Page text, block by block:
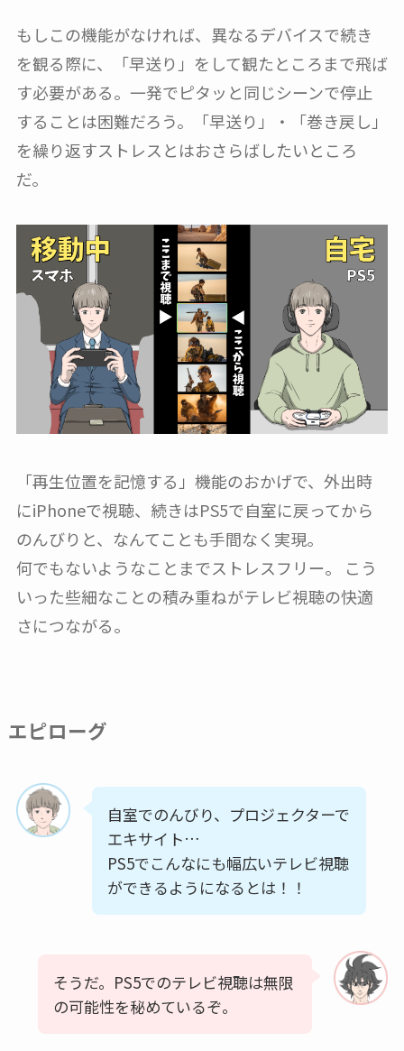
もしこの機能がなければ、異なるデバイスで続き
を観る際に、「早送り」をして観たところまで飛ば
す必要がある。一発でピタッと同じシーンで停止
することは困難だろう。「早送り」・「巻き戻し」
を繰り返すストレスとはおさらばしたいところ
だ。
「再生位置を記憶する」機能のおかげで、外出時
にiPhoneで視聴、続きはPS5で自室に戻ってから
のんびりと、なんてことも手間なく実現。
何でもないようなことまでストレスフリー。 こう
いった些細なことの積み重ねがテレビ視聴の快適
さにつながる。
エピローグ
自室でのんびり、プロジェクターで
エキサイト…
PS5でこんなにも幅広いテレビ視聴
ができるようになるとは！！
そうだ。PS5でのテレビ視聴は無限
の可能性を秘めているぞ。